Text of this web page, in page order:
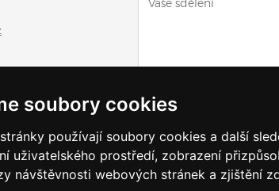
soubory cookies
používají soubory cookies a další
uživatelského prostředí, zobrazení
návštěvnosti webových stránek a zjištění